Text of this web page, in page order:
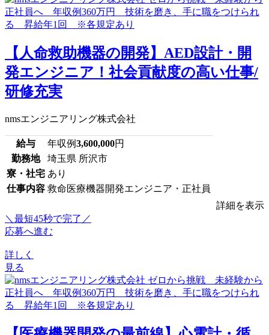
【人命救助機器の開発】AED設計・開
発エンジニア！社会貢献度の高い仕事/
研修充実
nmsエンジニアリング株式会社
給与 年収例3,600,000円
勤務地
埼玉県 所沢市
寮・社宅 あり
仕事内容 救命医療機器開発エンジニア・正社員
詳細を表示
＼最短45秒で完了／
応募へ進む
詳しく
見る